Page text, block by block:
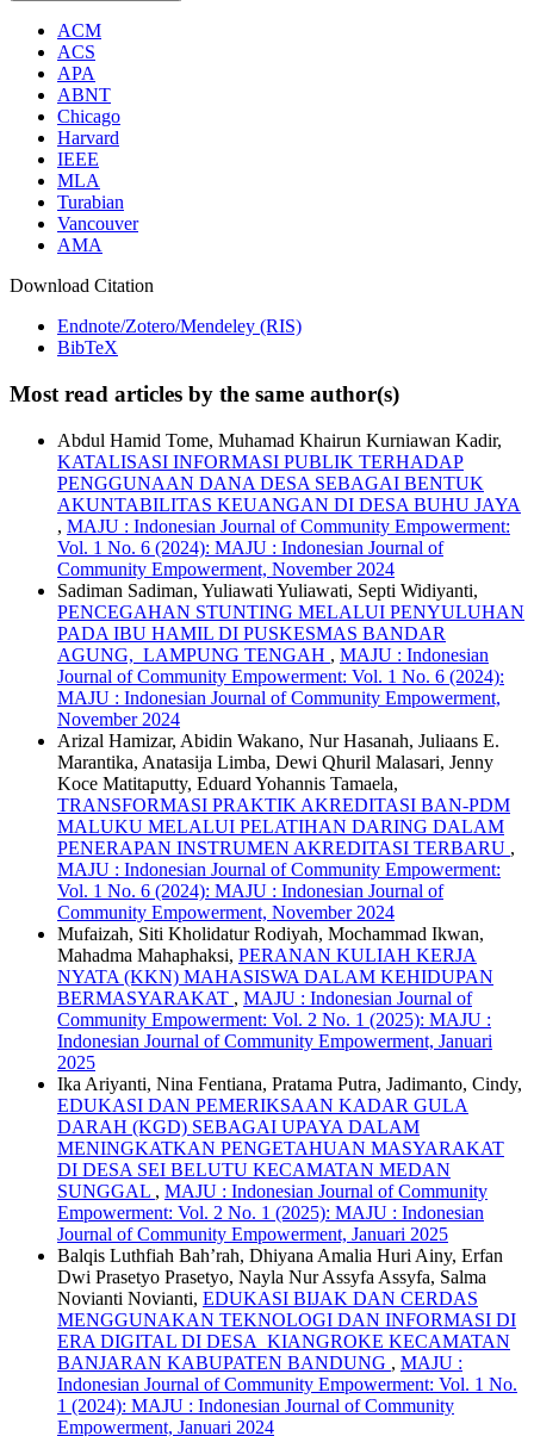
ACM
ACS
APA
ABNT
Chicago
Harvard
IEEE
MLA
Turabian
Vancouver
AMA
Download Citation
Endnote/Zotero/Mendeley (RIS)
BibTeX
Most read articles by the same author(s)
Abdul Hamid Tome, Muhamad Khairun Kurniawan Kadir,
KATALISASI INFORMASI PUBLIK TERHADAP
PENGGUNAAN DANA DESA SEBAGAI BENTUK
AKUNTABILITAS KEUANGAN DI DESA BUHU JAYA
, MAJU : Indonesian Journal of Community Empowerment:
Vol. 1 No. 6 (2024): MAJU : Indonesian Journal of
Community Empowerment, November 2024
Sadiman Sadiman, Yuliawati Yuliawati, Septi Widiyanti,
PENCEGAHAN STUNTING MELALUI PENYULUHAN
PADA IBU HAMIL DI PUSKESMAS BANDAR
AGUNG, LAMPUNG TENGAH , MAJU : Indonesian
Journal of Community Empowerment: Vol. 1 No. 6 (2024):
MAJU : Indonesian Journal of Community Empowerment,
November 2024
Arizal Hamizar, Abidin Wakano, Nur Hasanah, Juliaans E.
Marantika, Anatasija Limba, Dewi Qhuril Malasari, Jenny
Koce Matitaputty, Eduard Yohannis Tamaela,
TRANSFORMASI PRAKTIK AKREDITASI BAN-PDM
MALUKU MELALUI PELATIHAN DARING DALAM
PENERAPAN INSTRUMEN AKREDITASI TERBARU ,
MAJU : Indonesian Journal of Community Empowerment:
Vol. 1 No. 6 (2024): MAJU : Indonesian Journal of
Community Empowerment, November 2024
Mufaizah, Siti Kholidatur Rodiyah, Mochammad Ikwan,
Mahadma Mahaphaksi, PERANAN KULIAH KERJA
NYATA (KKN) MAHASISWA DALAM KEHIDUPAN
BERMASYARAKAT , MAJU : Indonesian Journal of
Community Empowerment: Vol. 2 No. 1 (2025): MAJU :
Indonesian Journal of Community Empowerment, Januari
2025
Ika Ariyanti, Nina Fentiana, Pratama Putra, Jadimanto, Cindy,
EDUKASI DAN PEMERIKSAAN KADAR GULA
DARAH (KGD) SEBAGAI UPAYA DALAM
MENINGKATKAN PENGETAHUAN MASYARAKAT
DI DESA SEI BELUTU KECAMATAN MEDAN
SUNGGAL , MAJU : Indonesian Journal of Community
Empowerment: Vol. 2 No. 1 (2025): MAJU : Indonesian
Journal of Community Empowerment, Januari 2025
Balqis Luthfiah Bah’rah, Dhiyana Amalia Huri Ainy, Erfan
Dwi Prasetyo Prasetyo, Nayla Nur Assyfa Assyfa, Salma
Novianti Novianti, EDUKASI BIJAK DAN CERDAS
MENGGUNAKAN TEKNOLOGI DAN INFORMASI DI
ERA DIGITAL DI DESA KIANGROKE KECAMATAN
BANJARAN KABUPATEN BANDUNG , MAJU :
Indonesian Journal of Community Empowerment: Vol. 1 No.
1 (2024): MAJU : Indonesian Journal of Community
Empowerment, Januari 2024